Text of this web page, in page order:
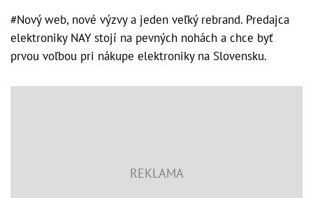
#Nový web, nové výzvy a jeden veľký rebrand. Predajca
elektroniky NAY stojí na pevných nohách a chce byť
prvou voľbou pri nákupe elektroniky na Slovensku.